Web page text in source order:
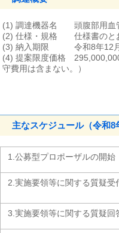
(1) 調達機器名 頭腹部用血
(2) 仕様・規格 仕様書のと
(3) 納入期限 令和8年12月
(4) 提案限度価格
守費用は含まない。）
主なスケジュール（令和8
1.公募型プロポーザルの開始
2.実施要領等に関する質疑受
3.実施要領等に関する質疑回